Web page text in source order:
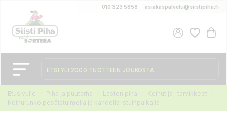
010 323 5858 asiakaspalvelu@siistipiha.fi
Etusivulle Piha ja puutarha Lasten piha
Keinut ja -tarvikkeet
Keinurunko pesäistuimella ja kahdella istuinpaikalla